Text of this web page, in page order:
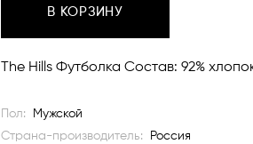
В КОРЗИНУ
The Hills Футболка Состав: 92%
Пол:
Мужской
Страна-производитель:
Россия